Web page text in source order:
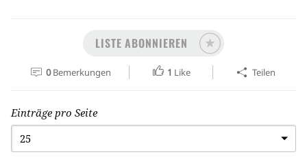
LISTE ABONNIEREN
0 Bemerkungen 1 Like Teilen
Einträge pro Seite